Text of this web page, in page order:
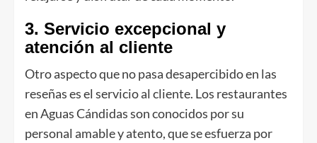
3. Servicio excepcional y
atención al cliente
Otro aspecto que no pasa desapercibido en las
reseñas es el servicio al cliente. Los restaurantes
en Aguas Cándidas son conocidos por su
personal amable y atento, que se esfuerza por